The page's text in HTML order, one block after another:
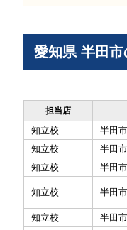
愛知県 半田
担当店
知立校 半田市
知立校
半田市
知立校
半田市
知立校 半田市
知立校 半田市